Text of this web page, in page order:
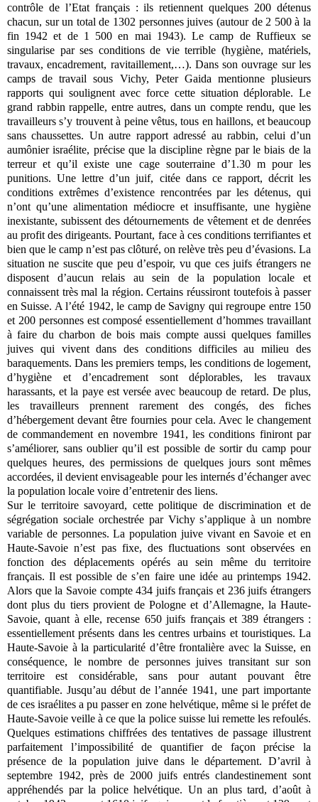
contrôle de l’Etat français : ils retiennent quelques 200 détenus
chacun, sur un total de 1302 personnes juives (autour de 2 500 à la
fin 1942 et de 1 500 en mai 1943). Le camp de Ruffieux se
singularise par ses conditions de vie terrible (hygiène, matériels,
travaux, encadrement, ravitaillement,…). Dans son ouvrage sur les
camps de travail sous Vichy, Peter Gaida mentionne plusieurs
rapports qui soulignent avec force cette situation déplorable. Le
grand rabbin rappelle, entre autres, dans un compte rendu, que les
travailleurs s’y trouvent à peine vêtus, tous en haillons, et beaucoup
sans chaussettes. Un autre rapport adressé au rabbin, celui d’un
aumônier israélite, précise que la discipline règne par le biais de la
terreur et qu’il existe une cage souterraine d’1.30 m pour les
punitions. Une lettre d’un juif, citée dans ce rapport, décrit les
conditions extrêmes d’existence rencontrées par les détenus, qui
n’ont qu’une alimentation médiocre et insuffisante, une hygiène
inexistante, subissent des détournements de vêtement et de denrées
au profit des dirigeants. Pourtant, face à ces conditions terrifiantes et
bien que le camp n’est pas clôturé, on relève très peu d’évasions. La
situation ne suscite que peu d’espoir, vu que ces juifs étrangers ne
disposent d’aucun relais au sein de la population locale et
connaissent très mal la région. Certains réussiront toutefois à passer
en Suisse. A l’été 1942, le camp de Savigny qui regroupe entre 150
et 200 personnes est composé essentiellement d’hommes travaillant
à faire du charbon de bois mais compte aussi quelques familles
juives qui vivent dans des conditions difficiles au milieu des
baraquements. Dans les premiers temps, les conditions de logement,
d’hygiène et d’encadrement sont déplorables, les travaux
harassants, et la paye est versée avec beaucoup de retard. De plus,
les travailleurs prennent rarement des congés, des fiches
d’hébergement devant être fournies pour cela. Avec le changement
de commandement en novembre 1941, les conditions finiront par
s’améliorer, sans oublier qu’il est possible de sortir du camp pour
quelques heures, des permissions de quelques jours sont mêmes
accordées, il devient envisageable pour les internés d’échanger avec
la population locale voire d’entretenir des liens.
Sur le territoire savoyard, cette politique de discrimination et de
ségrégation sociale orchestrée par Vichy s’applique à un nombre
variable de personnes. La population juive vivant en Savoie et en
Haute-Savoie n’est pas fixe, des fluctuations sont observées en
fonction des déplacements opérés au sein même du territoire
français. Il est possible de s’en faire une idée au printemps 1942.
Alors que la Savoie compte 434 juifs français et 236 juifs étrangers
dont plus du tiers provient de Pologne et d’Allemagne, la Haute-
Savoie, quant à elle, recense 650 juifs français et 389 étrangers :
essentiellement présents dans les centres urbains et touristiques. La
Haute-Savoie à la particularité d’être frontalière avec la Suisse, en
conséquence, le nombre de personnes juives transitant sur son
territoire est considérable, sans pour autant pouvant être
quantifiable. Jusqu’au début de l’année 1941, une part importante
de ces israélites a pu passer en zone helvétique, même si le préfet de
Haute-Savoie veille à ce que la police suisse lui remette les refoulés.
Quelques estimations chiffrées des tentatives de passage illustrent
parfaitement l’impossibilité de quantifier de façon précise la
présence de la population juive dans le département. D’avril à
septembre 1942, près de 2000 juifs entrés clandestinement sont
appréhendés par la police helvétique. Un an plus tard, d’août à